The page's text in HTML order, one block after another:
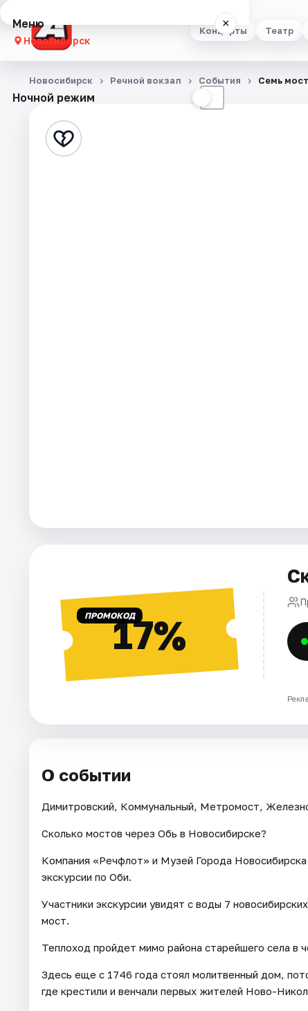
Концерты Театр
Меню ×
Новосибирск
Концерты
Стендап
Ночной режим ☾
Новосибирск Речной вокзал События Семь
ПРОМОКОД17%
О событии
Димитровский, Коммунальный, Метромост,
Сколько мостов через Обь в Новосибирске?
Компания «Речфлот» и Музей Города
экскурсии по Оби.
Участники экскурсии увидят с воды 7
мост.
Теплоход пройдет мимо района старейшего села
Здесь еще с 1746 года стоял молитвенный дом,
где крестили и венчали первых жителей Ново-